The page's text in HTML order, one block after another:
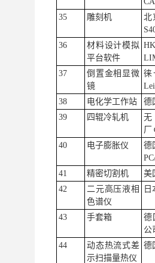
35
雕刻机
北
36
材料设计模拟
平台软件
37
倒置金相显微
镜
徕
38
电化学工作站
德
39
四辊冷轧机
厂
40
电子膨胀仪
德
41
精密切割机
美
42
二元高压液相
色谱仪
日
43 手套箱
德
公
44
动态热流式差
示扫描量热仪
德